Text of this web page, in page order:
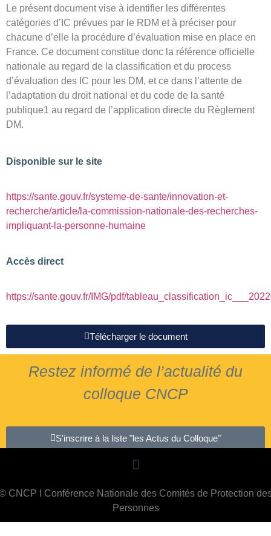
Le présent document vise à identifier les différentes
catégories d’IC prévues par le RDM et à préciser pour
chacune d’elle la procédure d’évaluation mise en place en
France. Ce document constitue donc la référence officielle
nationale au regard de la classification et du process
d’évaluation des IC pour les DM, et ce dans l’attente de
l’adaptation du droit national et du code de la santé
publique1 au regard de l’application directe du Règlement
DM.
Disponible sur le site
https://sante.gouv.fr/systeme-de-sante/innovation-et-
recherche/article/la-commission-nationale-des-recherches-
impliquant-la-personne-humaine
Accès direct
https://sante.gouv.fr/IMG/pdf/
Télécharger le document
Restez informé de l’actualité du
colloque CNCP
S'inscrire à la liste "les Actus du Colloque"
CNCP I Conférence Nationale des Comités de Protection
Personnes